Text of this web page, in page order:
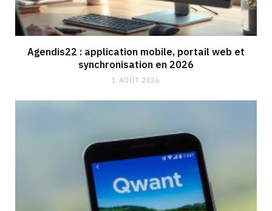
Agendis22 : application mobile, portail web et
synchronisation en 2026
1 AOÛT 2026